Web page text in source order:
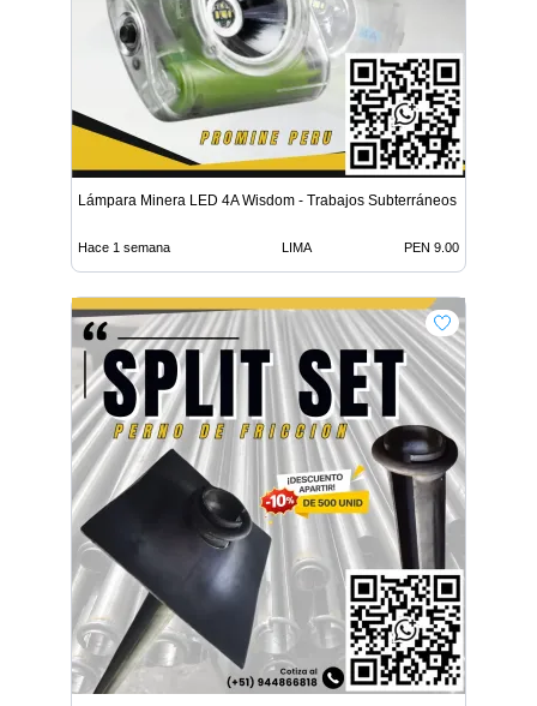
Lámpara Minera LED 4A Wisdom - Trabajos Subterráneos
Hace 1 semana LIMA PEN 9.00